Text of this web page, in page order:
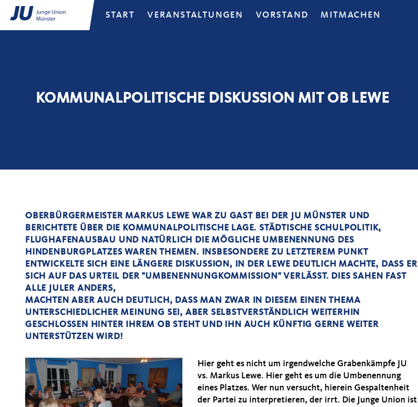
START VERANSTALTUNGEN VORSTAND MITMACHEN
KOMMUNALPOLITISCHE DISKUSSION MIT OB LEWE
OBERBÜRGERMEISTER MARKUS LEWE WAR ZU GAST BEI DER JU MÜNSTER UND
BERICHTETE ÜBER DIE KOMMUNALPOLITISCHE LAGE. STÄDTISCHE SCHULPOLITIK,
FLUGHAFENAUSBAU UND NATÜRLICH DIE MÖGLICHE UMBENENNUNG DES
HINDENBURGPLATZES WAREN THEMEN. INSBESONDERE ZU LETZTEREM PUNKT
ENTWICKELTE SICH EINE LÄNGERE DISKUSSION, IN DER LEWE DEUTLICH MACHTE, DASS ER
SICH AUF DAS URTEIL DER "UMBENENNUNGKOMMISSION" VERLÄSST. DIES SAHEN FAST
ALLE JULER ANDERS,
MACHTEN ABER AUCH DEUTLICH, DASS MAN ZWAR IN DIESEM EINEN THEMA
UNTERSCHIEDLICHER MEINUNG SEI, ABER SELBSTVERSTÄNDLICH WEITERHIN
GESCHLOSSEN HINTER IHREM OB STEHT UND IHN AUCH KÜNFTIG GERNE WEITER
UNTERSTÜTZEN WIRD!
Hier geht es nicht um irgendwelche Grabenkämpfe JU
vs. Markus Lewe. Hier geht es um die Umbenennung
eines Platzes. Wer nun versucht, hierein Gespaltenheit
der Partei zu interpretieren, der irrt. Die Junge Union ist